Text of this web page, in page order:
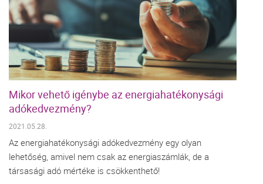
Mikor vehető igénybe az energiahatékonysági
adókedvezmény?
2021.05.28.
Az energiahatékonysági adókedvezmény egy olyan
lehetőség, amivel nem csak az energiaszámlák, de a
társasági adó mértéke is csökkenthető!